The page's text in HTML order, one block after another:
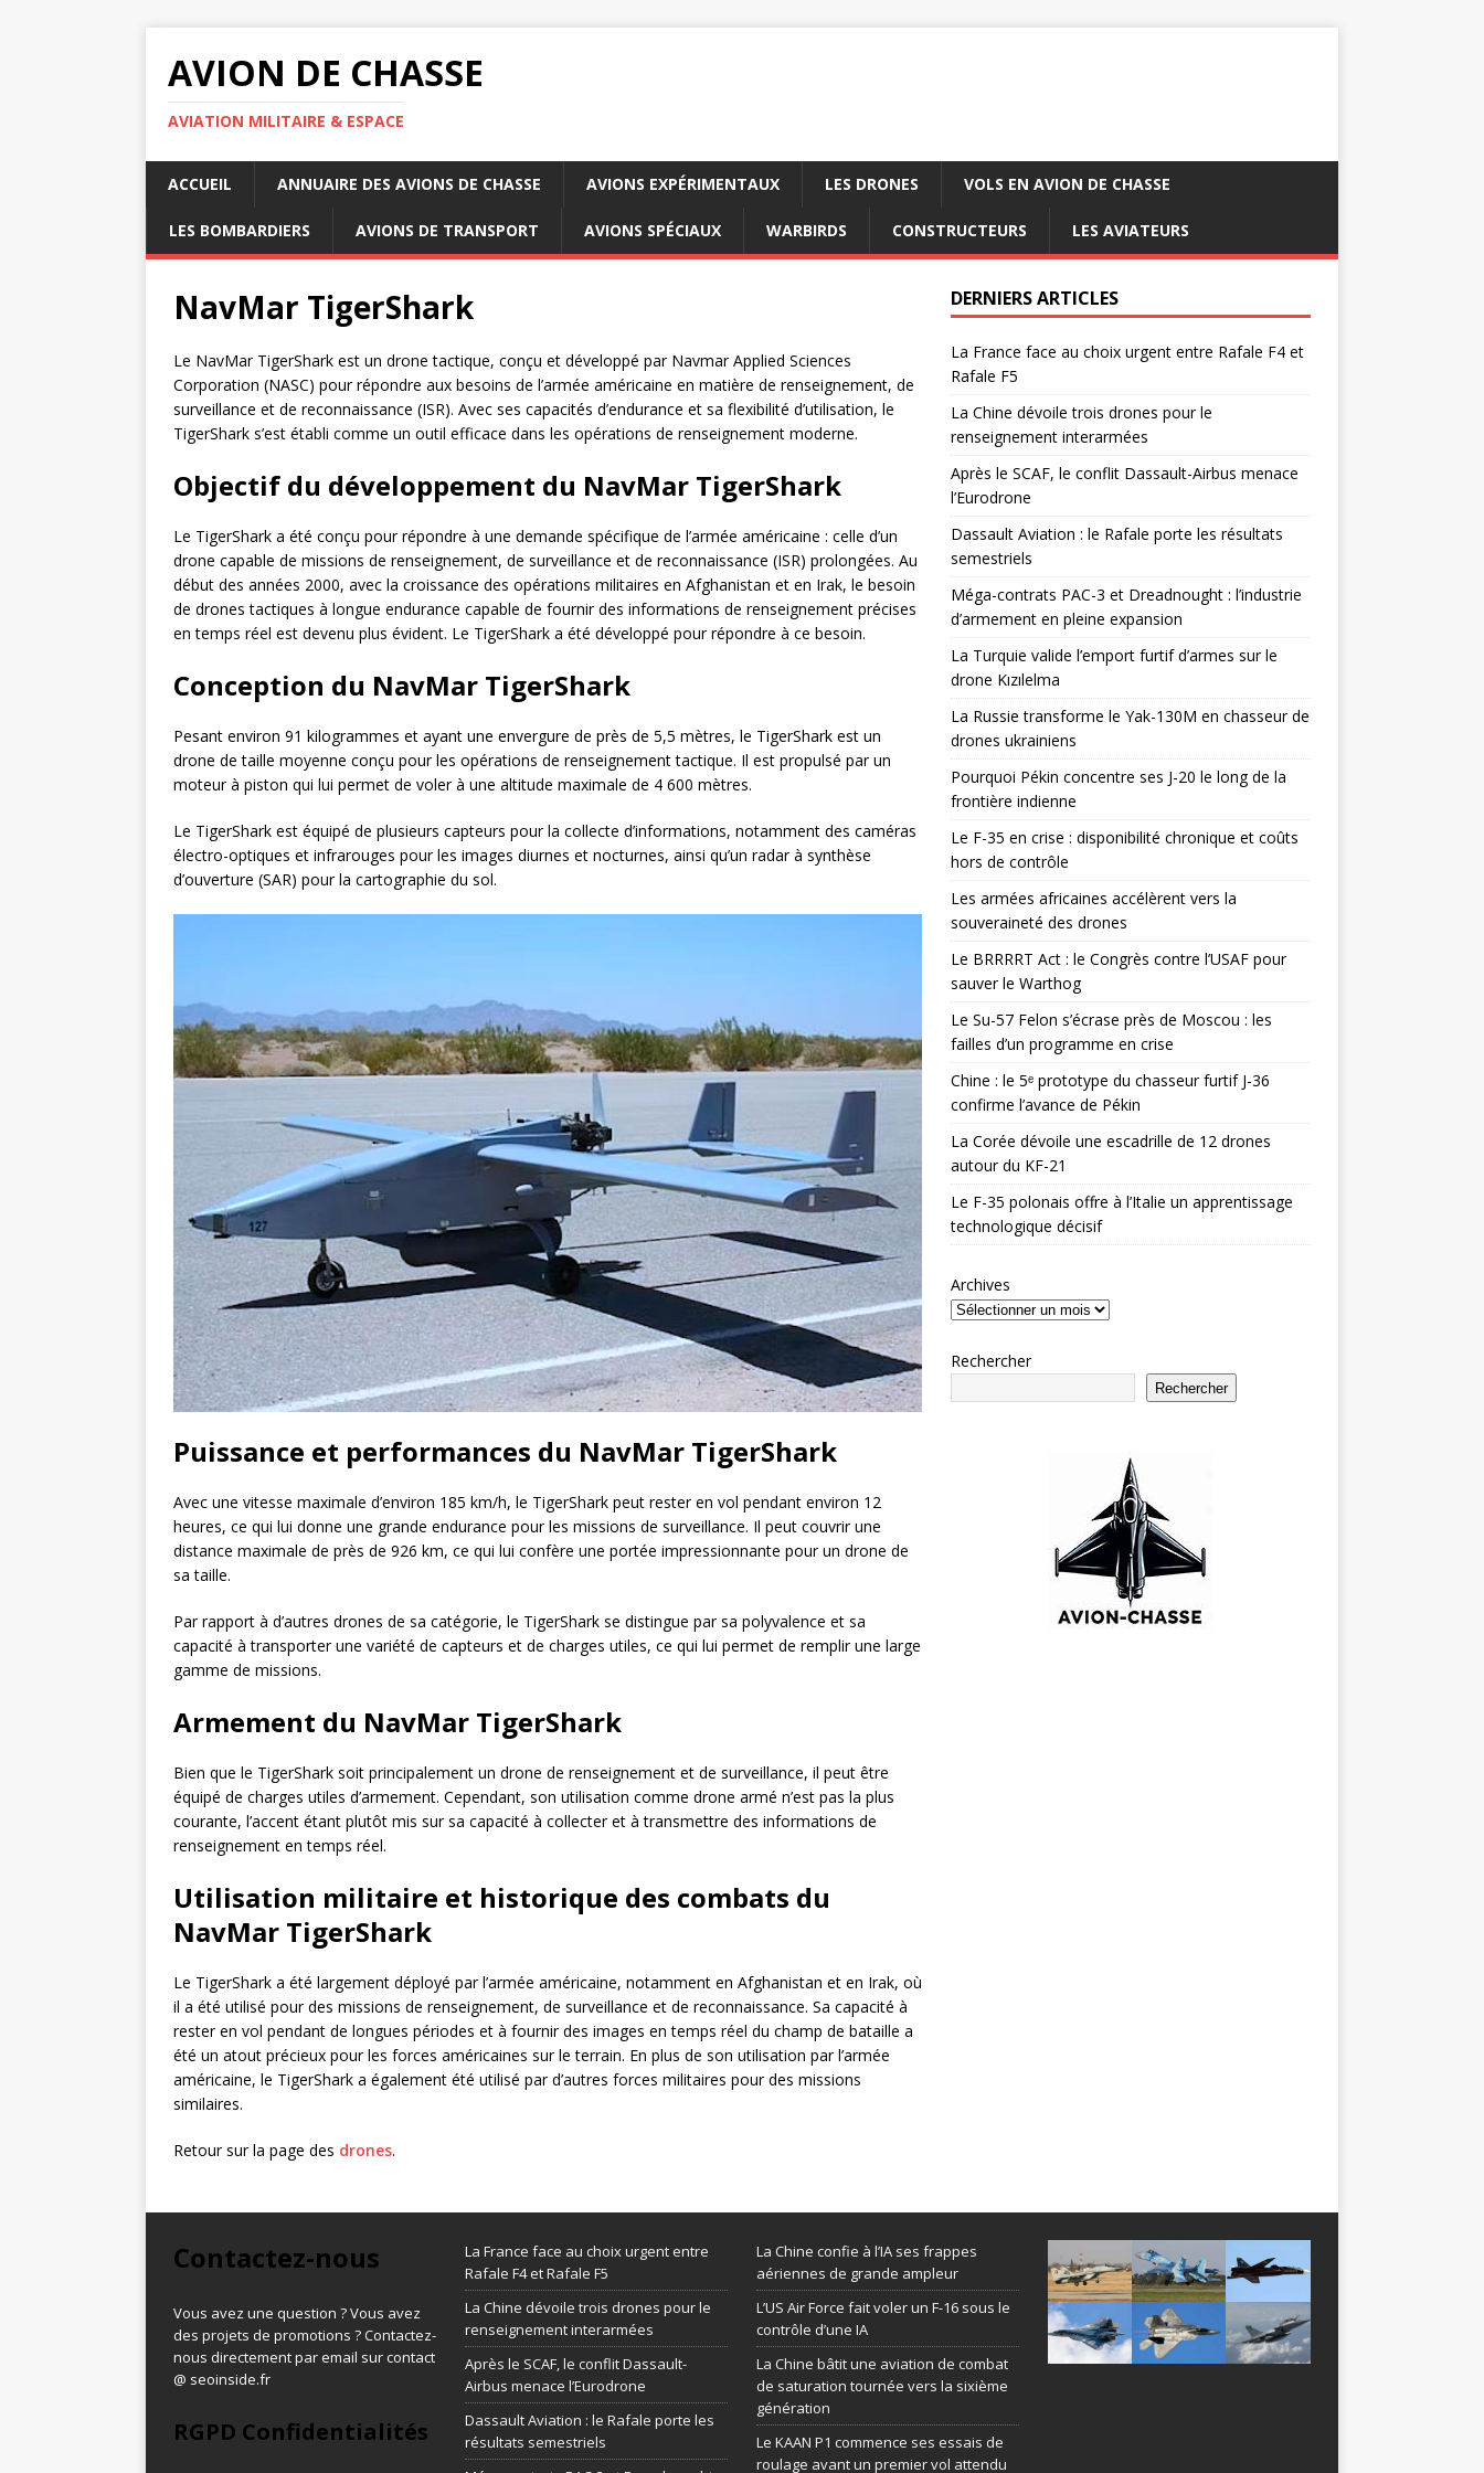
AVION DE CHASSE
AVIATION MILITAIRE & ESPACE
ACCUEIL ANNUAIRE DES AVIONS DE CHASSE AVIONS EXPÉRIMENTAUX LES DRONES VOLS EN AVION DE CHASSE
LES BOMBARDIERS AVIONS DE TRANSPORT AVIONS SPÉCIAUX WARBIRDS CONSTRUCTEURS LES AVIATEURS
NavMar TigerShark
Le NavMar TigerShark est un drone tactique, conçu et développé par Navmar Applied Sciences
Corporation (NASC) pour répondre aux besoins de l’armée américaine en matière de renseignement, de
surveillance et de reconnaissance (ISR). Avec ses capacités d’endurance et sa flexibilité d’utilisation, le
TigerShark s’est établi comme un outil efficace dans les opérations de renseignement moderne.
Objectif du développement du NavMar TigerShark
Le TigerShark a été conçu pour répondre à une demande spécifique de l’armée américaine : celle d’un
drone capable de missions de renseignement, de surveillance et de reconnaissance (ISR) prolongées. Au
début des années 2000, avec la croissance des opérations militaires en Afghanistan et en Irak, le besoin
de drones tactiques à longue endurance capable de fournir des informations de renseignement précises
en temps réel est devenu plus évident. Le TigerShark a été développé pour répondre à ce besoin.
Conception du NavMar TigerShark
Pesant environ 91 kilogrammes et ayant une envergure de près de 5,5 mètres, le TigerShark est un
drone de taille moyenne conçu pour les opérations de renseignement tactique. Il est propulsé par un
moteur à piston qui lui permet de voler à une altitude maximale de 4 600 mètres.
Le TigerShark est équipé de plusieurs capteurs pour la collecte d’informations, notamment des caméras
électro-optiques et infrarouges pour les images diurnes et nocturnes, ainsi qu’un radar à synthèse
d’ouverture (SAR) pour la cartographie du sol.
Puissance et performances du NavMar TigerShark
Avec une vitesse maximale d’environ 185 km/h, le TigerShark peut rester en vol pendant environ 12
heures, ce qui lui donne une grande endurance pour les missions de surveillance. Il peut couvrir une
distance maximale de près de 926 km, ce qui lui confère une portée impressionnante pour un drone de
sa taille.
Par rapport à d’autres drones de sa catégorie, le TigerShark se distingue par sa polyvalence et sa
capacité à transporter une variété de capteurs et de charges utiles, ce qui lui permet de remplir une large
gamme de missions.
Armement du NavMar TigerShark
Bien que le TigerShark soit principalement un drone de renseignement et de surveillance, il peut être
équipé de charges utiles d’armement. Cependant, son utilisation comme drone armé n’est pas la plus
courante, l’accent étant plutôt mis sur sa capacité à collecter et à transmettre des informations de
renseignement en temps réel.
Utilisation militaire et historique des combats du
NavMar TigerShark
Le TigerShark a été largement déployé par l’armée américaine, notamment en Afghanistan et en Irak, où
il a été utilisé pour des missions de renseignement, de surveillance et de reconnaissance. Sa capacité à
rester en vol pendant de longues périodes et à fournir des images en temps réel du champ de bataille a
été un atout précieux pour les forces américaines sur le terrain. En plus de son utilisation par l’armée
américaine, le TigerShark a également été utilisé par d’autres forces militaires pour des missions
similaires.
Retour sur la page des drones.
DERNIERS ARTICLES
La France face au choix urgent entre Rafale F4 et
Rafale F5
La Chine dévoile trois drones pour le
renseignement interarmées
Après le SCAF, le conflit Dassault-Airbus menace
l’Eurodrone
Dassault Aviation : le Rafale porte les résultats
semestriels
Méga-contrats PAC-3 et Dreadnought : l’industrie
d’armement en pleine expansion
La Turquie valide l’emport furtif d’armes sur le
drone Kızılelma
La Russie transforme le Yak-130M en chasseur de
drones ukrainiens
Pourquoi Pékin concentre ses J-20 le long de la
frontière indienne
Le F-35 en crise : disponibilité chronique et coûts
hors de contrôle
Les armées africaines accélèrent vers la
souveraineté des drones
Le BRRRRT Act : le Congrès contre l’USAF pour
sauver le Warthog
Le Su-57 Felon s’écrase près de Moscou : les
failles d’un programme en crise
Chine : le 5ᵉ prototype du chasseur furtif J-36
confirme l’avance de Pékin
La Corée dévoile une escadrille de 12 drones
autour du KF-21
Le F-35 polonais offre à l’Italie un apprentissage
technologique décisif
Archives
Rechercher
Rechercher
Contactez-nous
Vous avez une question ? Vous avez
des projets de promotions ? Contactez-
nous directement par email sur contact
@ seoinside.fr
RGPD Confidentialités
La France face au choix urgent entre
Rafale F4 et Rafale F5
La Chine dévoile trois drones pour le
renseignement interarmées
Après le SCAF, le conflit Dassault-
Airbus menace l’Eurodrone
Dassault Aviation : le Rafale porte les
résultats semestriels
La Chine confie à l’IA ses frappes
aériennes de grande ampleur
L’US Air Force fait voler un F-16 sous le
contrôle d’une IA
La Chine bâtit une aviation de combat
de saturation tournée vers la sixième
génération
Le KAAN P1 commence ses essais de
roulage avant un premier vol attendu